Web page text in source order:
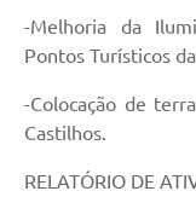
Inscrições Curso
Inscrições - Estagiário
-Melhoria da
Pontos Turísticos
-Colocação de
Castilhos.
RELATÓRIO DE